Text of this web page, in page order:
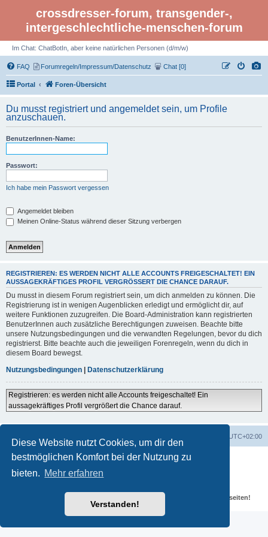
Diese Website nutzt Cookies, um dir den
bestmöglichen Komfort bei der Nutzung zu
bieten. Mehr erfahren
Verstanden!
crossdresser-forum, transgender-,
intergeschlechtliche-menschen-forum
Im Chat: ChatBotIn, aber keine natürlichen Personen (d/m/w)
FAQ Forumregeln/Impressum/Datenschutz Chat [0]
Portal Foren-Übersicht
Du musst registriert und angemeldet sein, um Profile
anzuschauen.
BenutzerInnen-Name:
Passwort:
Ich habe mein Passwort vergessen
Angemeldet bleiben
Meinen Online-Status während dieser Sitzung verbergen
REGISTRIEREN: ES WERDEN NICHT ALLE ACCOUNTS FREIGESCHALTET! EIN
AUSSAGEKRÄFTIGES PROFIL VERGRÖSSERT DIE CHANCE DARAUF.
Du musst in diesem Forum registriert sein, um dich anmelden zu können. Die
Registrierung ist in wenigen Augenblicken erledigt und ermöglicht dir, auf
weitere Funktionen zuzugreifen. Die Board-Administration kann registrierten
BenutzerInnen auch zusätzliche Berechtigungen zuweisen. Beachte bitte
unsere Nutzungsbedingungen und die verwandten Regelungen, bevor du dich
registrierst. Bitte beachte auch die jeweiligen Forenregeln, wenn du dich in
diesem Board bewegst.
Nutzungsbedingungen
Datenschutzerklärung
Registrieren: es werden nicht alle Accounts freigeschaltet! Ein
aussagekräftiges Profil vergrößert die Chance darauf.
UTC+02:00
Powered byphpBB ® Forum Software © phpBB Limited
Deutsche Übersetzung durch
Datenschutz
Datenschutzbestimmungen und weiteren Regeln der externen Webseiten!